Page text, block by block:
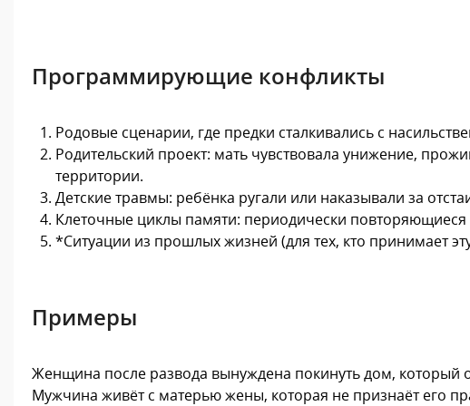
Программирующие конфликты
Родовые сценарии, где предки сталкивались с
Родительский проект: мать чувствовала унижение,
территории.
Детские травмы: ребёнка ругали или наказывали за
Клеточные циклы памяти: периодически повторяющиеся
*Ситуации из прошлых жизней (для тех, кто принимает
Примеры
Женщина после развода вынуждена покинуть дом, который
Мужчина живёт с матерью жены, которая не признаёт его